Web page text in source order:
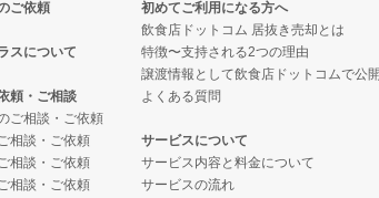
飲食店の居抜き売却物件の案件一覧
の居抜き売却物件の案件一覧
居抜き売却物件の案件一覧
食店の居抜き売却物件の案件一覧
居抜き売却物件の案件一覧
ウトの居抜き売却物件の案件一覧
惣菜・デリの居抜き売却物件の案件一覧
・パブ・スナックの居抜き売却物件の案件一覧
屋・ダイニングバーの居抜き売却物件の案件一覧
の居抜き売却物件の案件一覧
の居抜き売却物件の案件一覧
他の居抜き売却物件の案件一覧
ご依頼
スについて
頼・ご相談
ご相談・ご依頼
相談・ご依頼
相談・ご依頼
相談・ご依頼
初めてご利用になる方へ
飲食店ドットコム 居抜き売却とは
特徴〜支持される2つの理由
譲渡情報として飲食店ドットコムで公
よくある質問
サービスについて
サービス内容と料金について
サービスの流れ